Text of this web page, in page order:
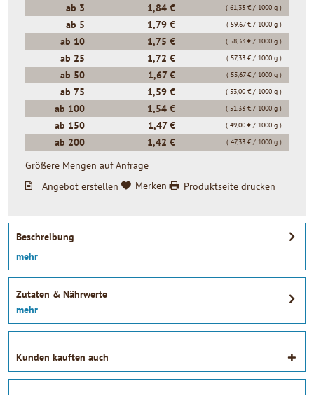
ab 3 1,84 € ( 61,33 € / 1000 g )
ab 5 1,79 € ( 59,67 € / 1000 g )
ab 10 1,75 € ( 58,33 € / 1000 g )
ab 25 1,72 € ( 57,33 € / 1000 g )
ab 50 1,67 € ( 55,67 € / 1000 g )
ab 75 1,59 € ( 53,00 € / 1000 g )
ab 100 1,54 € ( 51,33 € / 1000 g )
ab 150 1,47 € ( 49,00 € / 1000 g )
ab 200 1,42 € ( 47,33 € / 1000 g )
Größere Mengen auf Anfrage
Angebot erstellen
Merken Produktseite drucken
Beschreibung
mehr
Zutaten & Nährwerte
mehr
Kunden kauften auch